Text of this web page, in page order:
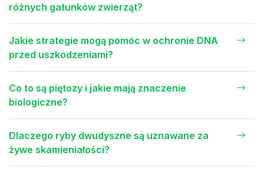
różnych gatunków zwierząt?
Jakie strategie mogą pomóc w ochronie DNA
przed uszkodzeniami?
Co to są piętozy i jakie mają znaczenie
biologiczne?
Dlaczego ryby dwudyszne są uznawane za
żywe skamieniałości?